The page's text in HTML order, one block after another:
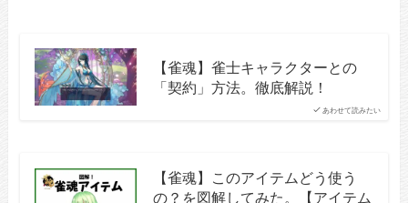
あわせて読みたい
【雀魂】雀士キャラクターとの
「契約」方法。徹底解説！
【雀魂】このアイテムどう使う
の？を図解してみた。【アイテム